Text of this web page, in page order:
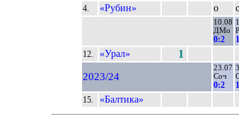
4. «Рубин» о
10.08
ДМо
0:2
12. «Урал» 1
2023/24
23.07
Соч
0:2
15. «Балтика»